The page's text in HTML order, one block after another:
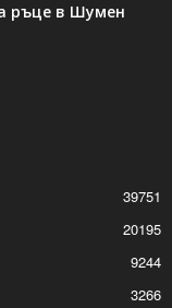
ръце в Шумен
39751
20195
9244
3266